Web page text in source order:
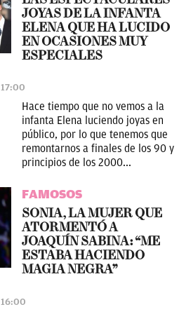
JOYAS DE LA INFANTA
ELENA QUE HA LUCIDO
EN OCASIONES MUY
ESPECIALES
17:00
Hace tiempo que no vemos a la
infanta Elena luciendo joyas en
público, por lo que tenemos que
remontarnos a finales de los 90 y
principios de los 2000...
FAMOSOS
SONIA, LA MUJER QUE
ATORMENTÓ A
JOAQUÍN SABINA: “ME
ESTABA HACIENDO
MAGIA NEGRA”
16:00